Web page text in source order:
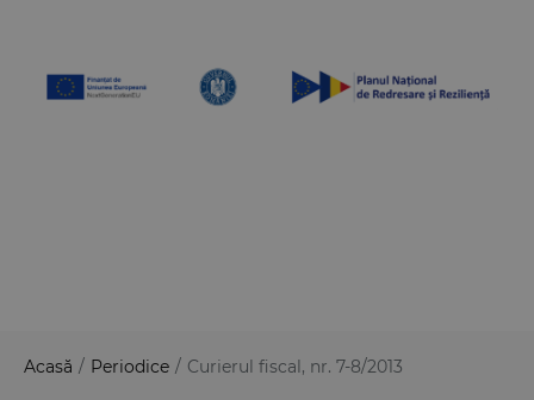
Acasă / Periodice / Curierul fiscal, nr. 7-8/2013